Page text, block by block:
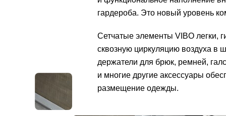
гардероба. Это новый уровень
Сетчатые элементы VIBO легки,
сквозную циркуляцию воздуха в
держатели для брюк, ремней,
и многие другие аксессуары
размещение одежды.